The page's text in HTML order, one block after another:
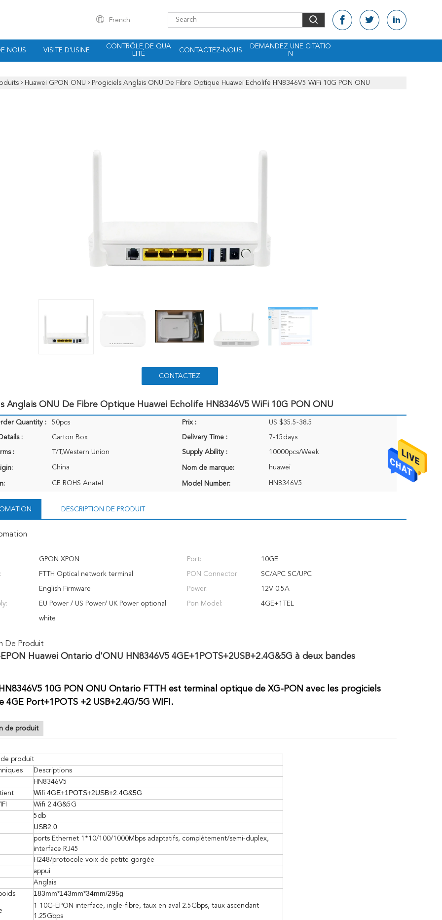
French
NOUS VISITE D'USINE
CONTRÔLE DE QUA
LITÉ
CONTACTEZ-NOUS
DEMANDEZ UNE CITATIO
N
Huawei GPON ONU Progiciels Anglais ONU De Fibre Optique Huawei Echolife HN8346V5 WiFi 10G PON ONU
CONTACTEZ
Anglais ONU De Fibre Optique Huawei Echolife HN8346V5 WiFi 10G PON ONU
Quantity : 50pcs Prix : US $35.5-38.5
: Carton Box Delivery Time : 7-15days
: T/T,Western Union Supply Ability : 10000pcs/Week
China Nom de marque: huawei
CE ROHS Anatel Model Number: HN8346V5
DESCRIPTION DE PRODUIT
GPON XPON Port: 10GE
FTTH Optical network terminal PON Connector: SC/APC SC/UPC
English Firmware Power: 12V 0.5A
EU Power / US Power/ UK Power optional Pon Model: 4GE+1TEL
white
De Produit
Huawei Ontario d'ONU HN8346V5 4GE+1POTS+2USB+2.4G&5G à deux bandes
HN8346V5 10G PON ONU Ontario FTTH est terminal optique de XG-PON avec les progiciels
4GE Port+1POTS +2 USB+2.4G/5G WIFI.
de produit
de produit
Descriptions
HN8346V5
Wifi 4GE+1POTS+2USB+2.4G&5G
Wifi 2.4G&5G
5db
USB2.0
ports Ethernet 1*10/100/1000Mbps adaptatifs, complètement/semi-duplex,
interface RJ45
H248/protocole voix de petite gorgée
appui
Anglais
183mm*143mm*34mm/295g
1 10G-EPON interface, ingle-fibre, taux en aval 2.5Gbps, taux ascendant
1.25Gbps